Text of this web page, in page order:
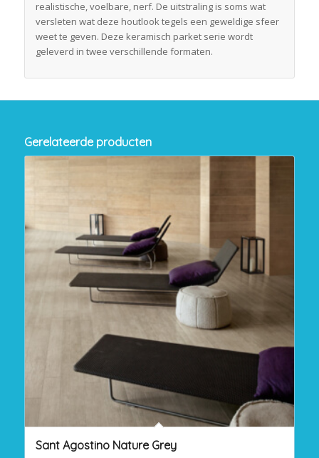
realistische, voelbare, nerf. De uitstraling is soms wat
versleten wat deze houtlook tegels een geweldige sfeer
weet te geven. Deze keramisch parket serie wordt
geleverd in twee verschillende formaten.
Gerelateerde producten
Sant Agostino Nature Grey